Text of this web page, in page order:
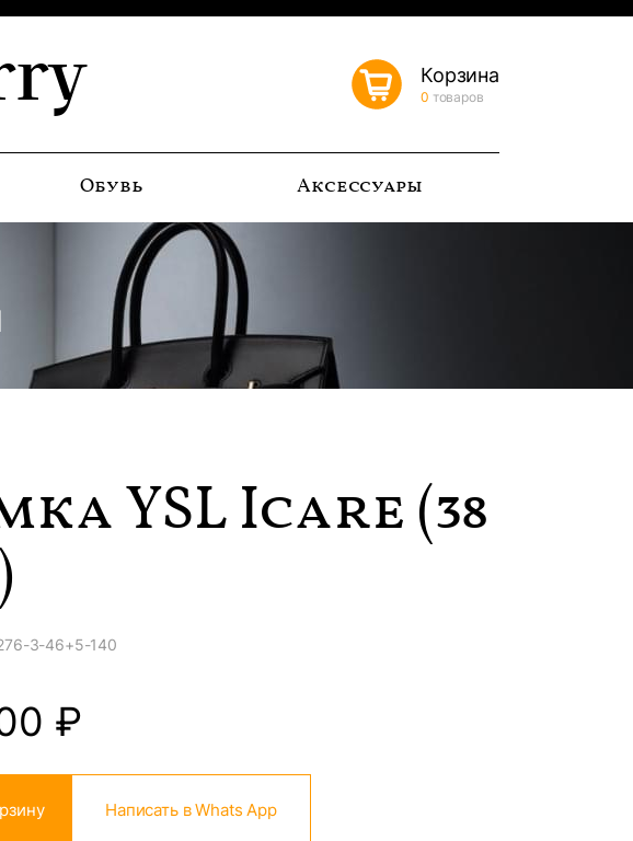
Корзина
0 товаров
Обувь Аксессуары
YSL Icare (38
3-46+5-140
₽
Написать в Whats App